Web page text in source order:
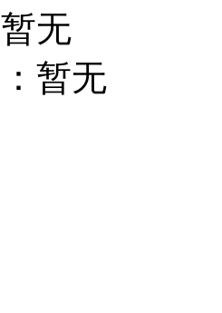
暂无
暂无